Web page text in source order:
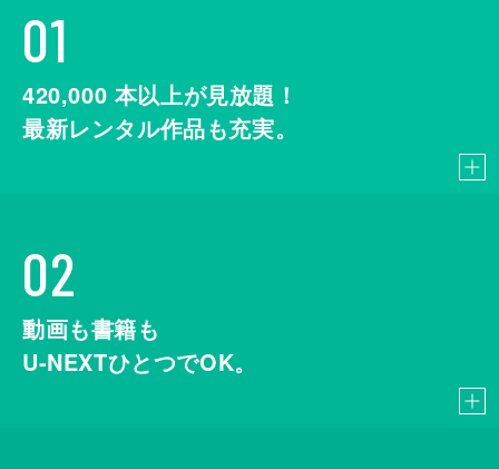
01
420,000 本以上が見放題！
最新レンタル作品も充実。
02
動画も書籍も
U-NEXTひとつでOK。